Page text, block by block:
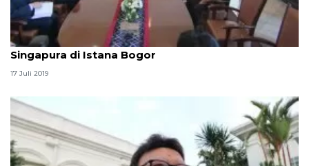
Presiden Jokowi terima menteri luar negeri
Singapura di Istana Bogor
17 Juli 2019